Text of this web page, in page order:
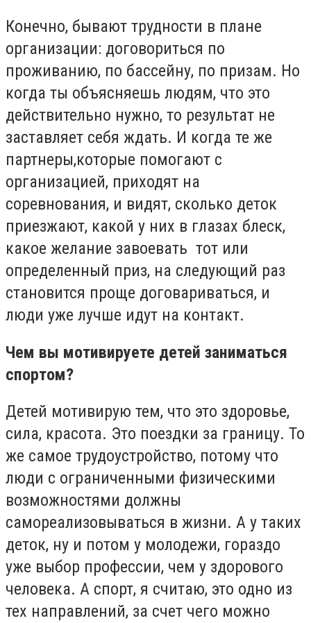
Конечно, бывают трудности в плане
организации: договориться по
проживанию, по бассейну, по призам. Но
когда ты объясняешь людям, что это
действительно нужно, то результат не
заставляет себя ждать. И когда те же
партнеры,которые помогают с
организацией, приходят на
соревнования, и видят, сколько деток
приезжают, какой у них в глазах блеск,
какое желание завоевать тот или
определенный приз, на следующий раз
становится проще договариваться, и
люди уже лучше идут на контакт.
Чем вы мотивируете детей заниматься
спортом?
Детей мотивирую тем, что это здоровье,
сила, красота. Это поездки за границу. То
же самое трудоустройство, потому что
люди с ограниченными физическими
возможностями должны
самореализовываться в жизни. А у таких
деток, ну и потом у молодежи, гораздо
уже выбор профессии, чем у здорового
человека. А спорт, я считаю, это одно из
тех направлений, за счет чего можно